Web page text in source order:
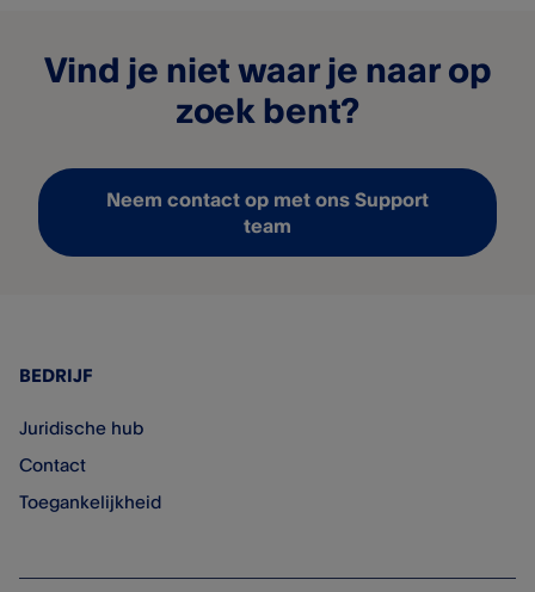
Vind je niet waar je naar op
zoek bent?
Neem contact op met ons Support
team
BEDRIJF
Juridische hub
Contact
Toegankelijkheid